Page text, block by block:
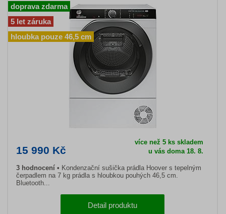
15 990 Kč
více než 5 ks skladem
u vás doma 18. 8.
3 hodnocení
Kondenzační sušička prádla Hoover s tepelným
čerpadlem na 7 kg prádla s hloubkou pouhých 46,5 cm.
Bluetooth...
Detail produktu
doprava zdarma
5 let záruka
hloubka pouze 46,5 cm